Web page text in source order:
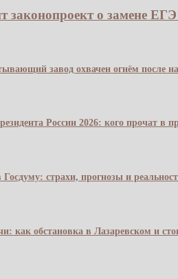
законопроект о замене
завод охвачен огнём после
России 2026: кого прочат в
страхи, прогнозы и
как обстановка в Лазаревском и